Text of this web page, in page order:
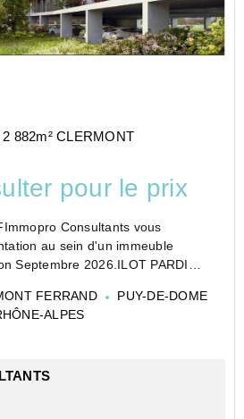
882m² CLERMONT
pour le prix
Consultants vous
au sein d'un immeuble
Septembre 2026.ILOT PARDIEU
2 882.75m² bénéficiant de
FERRAND
PUY-DE-DOME
ALPES